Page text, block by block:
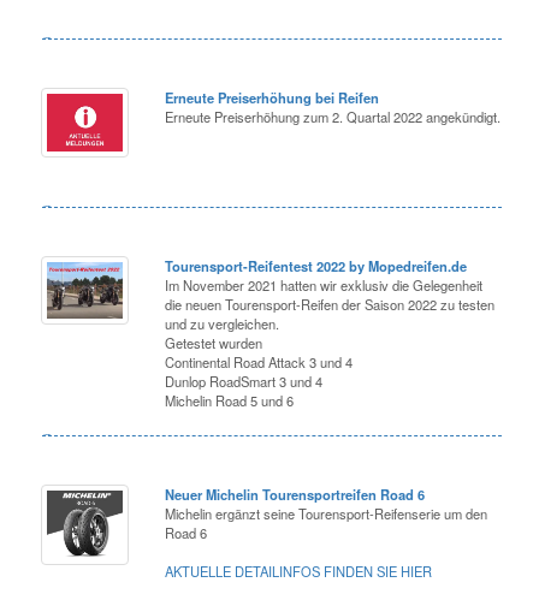
Erneute Preiserhöhung bei Reifen
Erneute Preiserhöhung zum 2. Quartal 2022 angekündigt.
Tourensport-Reifentest 2022 by Mopedreifen.de
Im November 2021 hatten wir exklusiv die Gelegenheit
die neuen Tourensport-Reifen der Saison 2022 zu testen
und zu vergleichen.
Getestet wurden
Continental Road Attack 3 und 4
Dunlop RoadSmart 3 und 4
Michelin Road 5 und 6
Neuer Michelin Tourensportreifen Road 6
Michelin ergänzt seine Tourensport-Reifenserie um den
Road 6
AKTUELLE DETAILINFOS FINDEN SIE HIER